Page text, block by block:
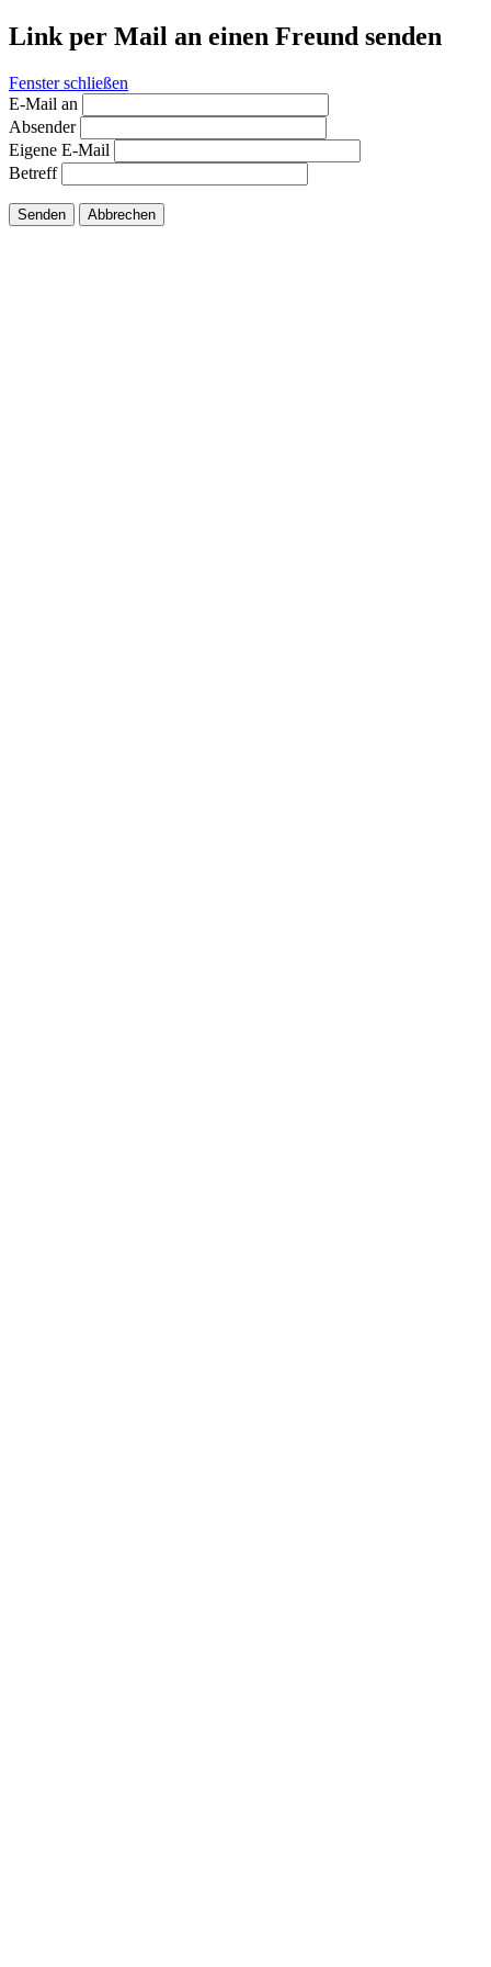
Link per Mail an einen Freund senden
Fenster schließen
E-Mail an
Absender
Eigene E-Mail
Betreff
Senden Abbrechen